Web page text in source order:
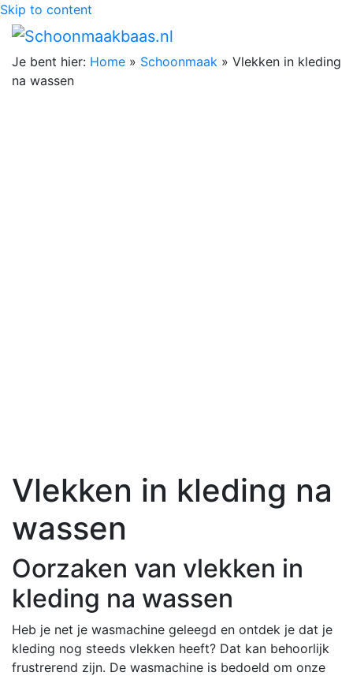
Skip to content
Je bent hier: Home » Schoonmaak » Vlekken in kleding
na wassen
Vlekken in kleding na
wassen
Oorzaken van vlekken in
kleding na wassen
Heb je net je wasmachine geleegd en ontdek je dat je
kleding nog steeds vlekken heeft? Dat kan behoorlijk
frustrerend zijn. De wasmachine is bedoeld om onze